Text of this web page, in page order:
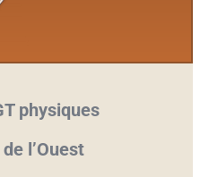
physiques
l’Ouest